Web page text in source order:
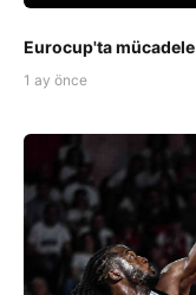
Eurocup'ta
1 ay önce